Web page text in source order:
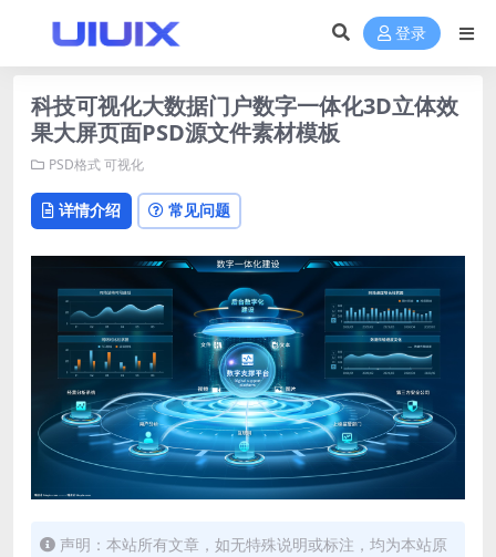
登录
科技可视化大数据门户数字一体化3D立体效
果大屏页面PSD源文件素材模板
PSD格式可视化
详情介绍 常见问题
声明：本站所有文章，如无特殊说明或标注，均为本站原